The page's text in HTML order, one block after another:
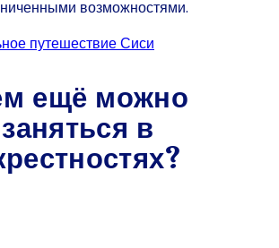
возможностями.
путешествие Сиси
ещё можно
заняться в